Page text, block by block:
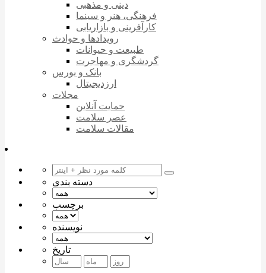
دینی و مذهبی
فرهنگی، هنر و سینما
کارآفرینی و بازاریابی
رویدادها و حوادث
طبیعت و حیوانات
گردشگری و مهاجرت
بانک و بورس
ارزدیجیتال
مجلات
حمایت آنلاین
عصر سلامت
مقالات سلامت
دسته بندی
برچسب
نویسنده
تاریخ